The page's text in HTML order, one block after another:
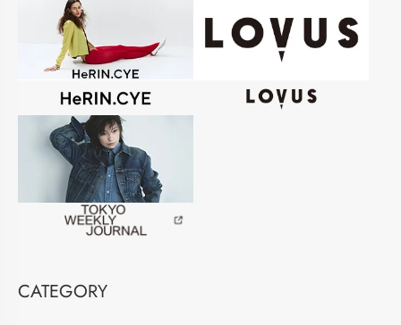
CATEGORY